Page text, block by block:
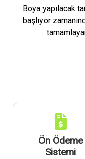
Boya yapılacak
başlıyor
Ön Ödeme
Sistemi